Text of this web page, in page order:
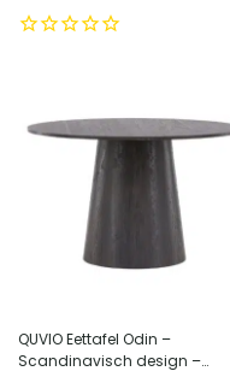
QUVIO Eettafel Odin –
Scandinavisch design –